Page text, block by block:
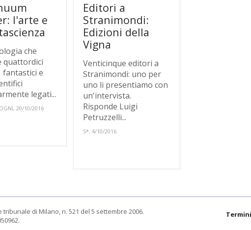
l'arte e
che
quattordici
e
legati...
20/10/2016
Editori a
Stranimondi:
Edizioni della
Vigna
Venticinque editori a
Stranimondi: uno per
uno li presentiamo con
un'intervista.
Risponde Luigi
Petruzzelli...
S*, 4/10/2016
tribunale di Milano, n. 521 del 5 settembre 2006.